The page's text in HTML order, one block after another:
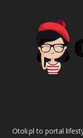
Otoli.pl to portal